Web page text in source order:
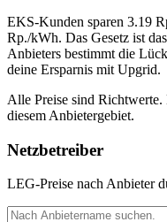
EKS-Kunden sparen 3.19
Rp./kWh. Das Gesetz ist
Anbieters bestimmt die
deine Ersparnis mit Upgrid.
Alle Preise sind Richtwerte.
diesem Anbietergebiet.
Netzbetreiber
LEG-Preise nach Anbieter